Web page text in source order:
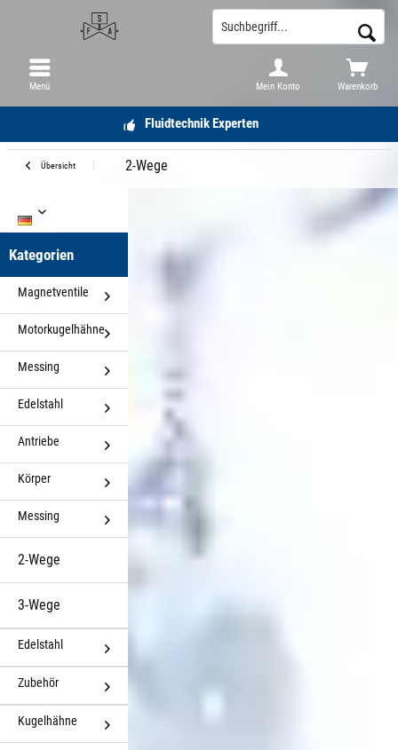
Fluidtechnik Experten
Warenkorb
Mein Konto
Menü
Übersicht 2-Wege
Kategorien
Magnetventile
Motorkugelhähne
Messing
Edelstahl
Antriebe
Körper
Messing
2-Wege
3-Wege
Edelstahl
Zubehör
Kugelhähne